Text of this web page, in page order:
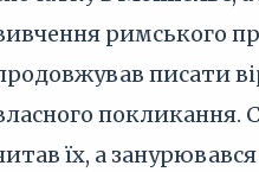
римського
писати
покликання.
їх, а